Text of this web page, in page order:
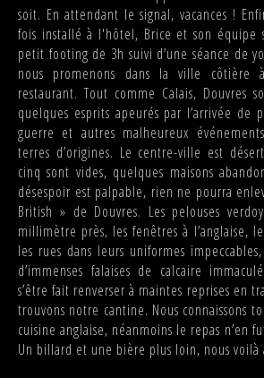
soit. En attendant le signal, vacances !
fois installé à l'hôtel, Brice et son équipe
petit footing de 3h suivi d’une séance de
nous promenons dans la ville côtière
restaurant. Tout comme Calais, Douvres
quelques esprits apeurés par l’arrivée de
guerre et autres malheureux
terres d’origines. Le centre-ville est
cinq sont vides, quelques maisons
désespoir est palpable, rien ne pourra
British » de Douvres. Les pelouses
millimètre près, les fenêtres à l’anglaise,
les rues dans leurs uniformes
d’immenses falaises de calcaire
s’être fait renverser à maintes reprises en
trouvons notre cantine. Nous connaissons
cuisine anglaise, néanmoins le repas n’en
Un billard et une bière plus loin, nous voilà